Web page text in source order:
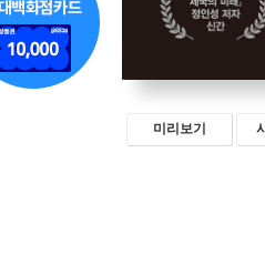
미리보기